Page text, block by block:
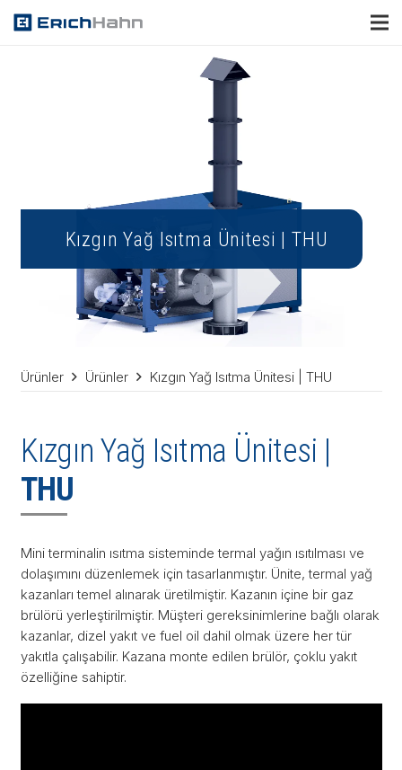
Kızgın Yağ Isıtma Ünitesi | THU
Ürünler Ürünler Kızgın Yağ Isıtma Ünitesi | THU
Kızgın Yağ Isıtma Ünitesi |
THU
Mini terminalin ısıtma sisteminde termal yağın ısıtılması ve
dolaşımını düzenlemek için tasarlanmıştır. Ünite, termal yağ
kazanları temel alınarak üretilmiştir. Kazanın içine bir gaz
brülörü yerleştirilmiştir. Müşteri gereksinimlerine bağlı olarak
kazanlar, dizel yakıt ve fuel oil dahil olmak üzere her tür
yakıtla çalışabilir. Kazana monte edilen brülör, çoklu yakıt
özelliğine sahiptir.